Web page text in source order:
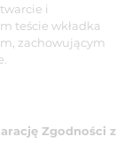
i
teście wkładka
zachowującym
Zgodności z